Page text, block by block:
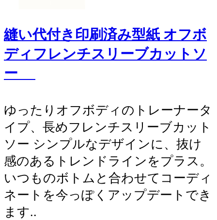
縫い代付き印刷済み型紙 オフボ
ディフレンチスリーブカットソ
ー
ゆったりオフボディのトレーナータ
イプ、長めフレンチスリーブカット
ソー シンプルなデザインに、抜け
感のあるトレンドラインをプラス。
いつものボトムと合わせてコーディ
ネートを今っぽくアップデートでき
ます..